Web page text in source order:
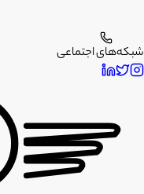
شبکه‌های اجتماعی